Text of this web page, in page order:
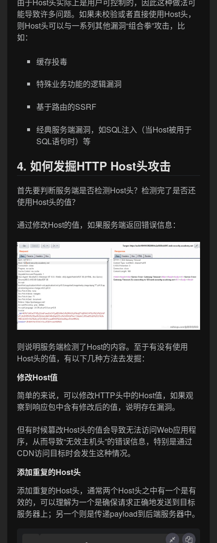
能导致许多问题。如果未校验或者直接使用Host头，
则Host头可以与一系列其他漏洞“组合拳”攻击，比
如：
缓存投毒
特殊业务功能的逻辑漏洞
基于路由的SSRF
经典服务端漏洞，如SQL注入（当Host被用于
SQL语句时）等
4. 如何发掘HTTP Host头攻击
首先要判断服务端是否检测Host头？检测完了是否还
使用Host头的值？
通过修改Host的值，如果服务端返回错误信息：
则说明服务端检测了Host的内容。至于有没有使用
Host头的值，有以下几种方法去发掘：
修改Host值
简单的来说，可以修改HTTP头中的Host值，如果观
察到响应包中含有修改后的值，说明存在漏洞。
但有时候篡改Host头的值会导致无法访问Web应用程
序，从而导致“无效主机头”的错误信息，特别是通过
CDN访问目标时会发生这种情况。
添加重复的Host头
添加重复的Host头，通常两个Host头之中有一个是有
效的，可以理解为一个是确保请求正确地发送到目标
服务器上；另一个则是传递payload到后端服务器中。